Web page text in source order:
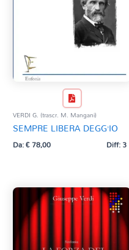
VERDI G. (trascr. M. Mangani)
SEMPRE LIBERA DEGG’IO
Da:€78,00 Diff: 3